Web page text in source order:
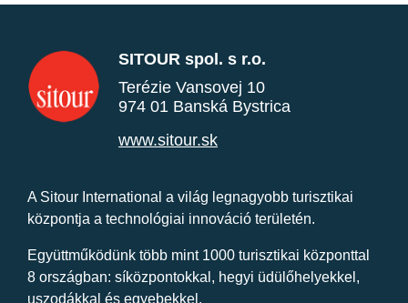
SITOUR spol. s r.o.
Terézie Vansovej 10
974 01 Banská Bystrica
www.sitour.sk
A Sitour International a világ legnagyobb turisztikai
központja a technológiai innováció területén.
Együttműködünk több mint 1000 turisztikai központtal
8 országban: síközpontokkal, hegyi üdülőhelyekkel,
uszodákkal és egyebekkel.